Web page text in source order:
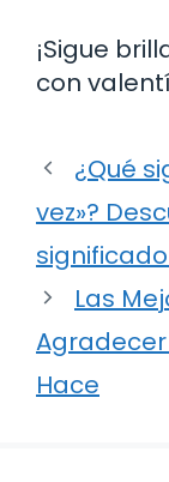
¡Sigue
con
¿Qué
vez»?
Las
Agradecer
Hace